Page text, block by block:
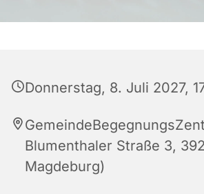
Donnerstag, 8. Juli 2027,
Blumenthaler Straße 3,
Magdeburg)